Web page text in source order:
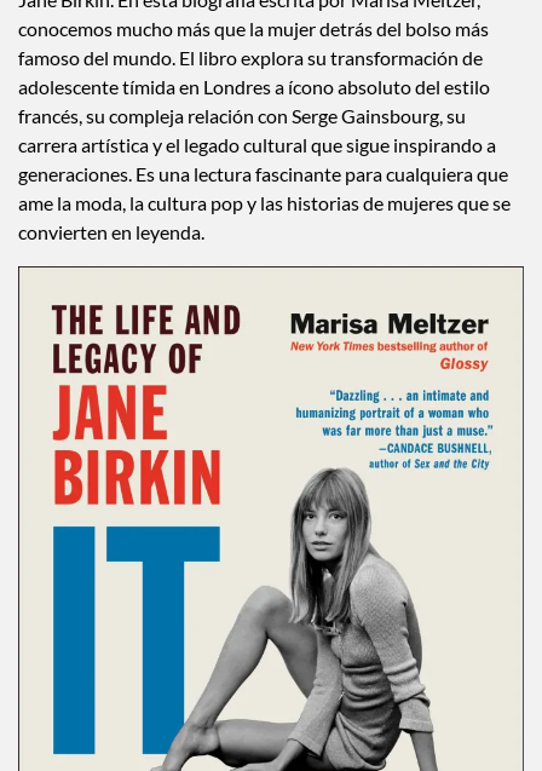
conocemos mucho más que la mujer detrás del bolso más
famoso del mundo. El libro explora su transformación de
adolescente tímida en Londres a ícono absoluto del estilo
francés, su compleja relación con Serge Gainsbourg, su
carrera artística y el legado cultural que sigue inspirando a
generaciones. Es una lectura fascinante para cualquiera que
ame la moda, la cultura pop y las historias de mujeres que se
convierten en leyenda.